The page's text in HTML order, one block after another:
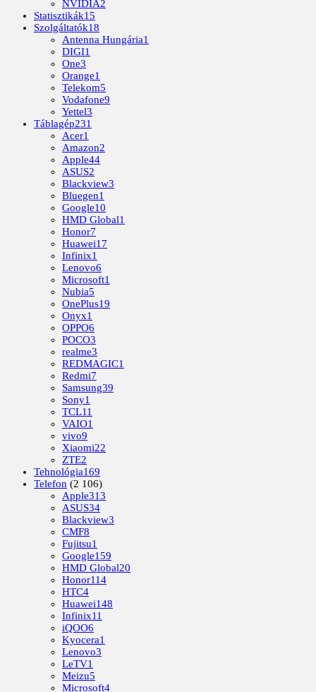
NVIDIA2
Statisztikák15
Szolgáltatók18
Antenna Hungária1
DIGI1
One3
Orange1
Telekom5
Vodafone9
Yettel3
Táblagép231
Acer1
Amazon2
Apple44
ASUS2
Blackview3
Bluegen1
Google10
HMD Global1
Honor7
Huawei17
Infinix1
Lenovo6
Microsoft1
Nubia5
OnePlus19
Onyx1
OPPO6
POCO3
realme3
REDMAGIC1
Redmi7
Samsung39
Sony1
TCL11
VAIO1
vivo9
Xiaomi22
ZTE2
Tehnológia169
Telefon (2 106)
Apple313
ASUS34
Blackview3
CMF8
Fujitsu1
Google159
HMD Global20
Honor114
HTC4
Huawei148
Infinix11
iQOO6
Kyocera1
Lenovo3
LeTV1
Meizu5
Microsoft4